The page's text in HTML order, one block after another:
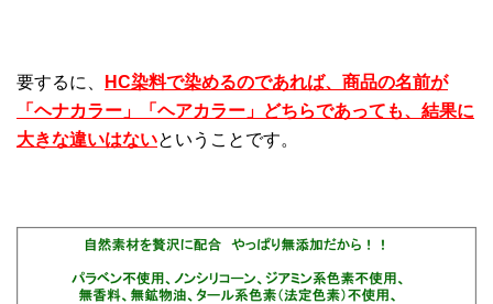
要するに、
HC染料で染めるのであれば、商品の名前が
「ヘナカラー」「ヘアカラー」どちらであっても、結果に
大きな違いはないということです。